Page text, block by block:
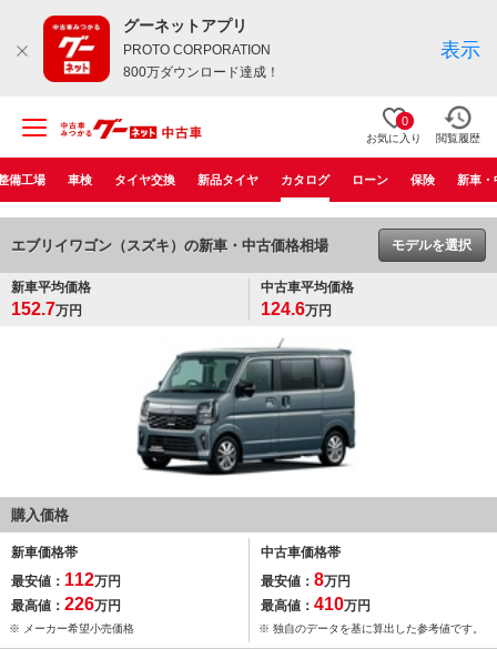
グーネットアプリ
PROTO CORPORATION
800万ダウンロード達成！
表示
0
お気に入り 閲覧履歴
備工場 車検 タイヤ交換 新品タイヤ カタログ ローン 保険 新車・
エブリイワゴン（スズキ）の新車・中古価格相場 モデルを選択
新車平均価格
152.7万円
中古車平均価格
124.6万円
購入価格
新車価格帯
最安値： 112万円
最高値： 226万円
※ メーカー希望小売価格
中古車価格帯
最安値： 8万円
最高値： 410万円
※ 独自のデータを基に算出した参考値です。